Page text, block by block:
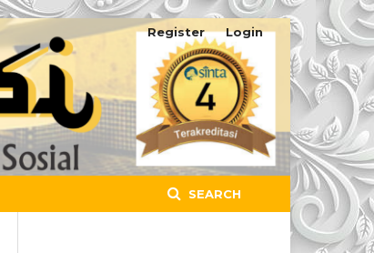
SEARCH
Register Login